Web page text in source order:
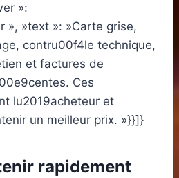
»:
», »text »: »Carte grise,
contru00f4le technique,
et factures de
Ces
lu2019acheteur et
un meilleur prix. »}}]}
rapidement